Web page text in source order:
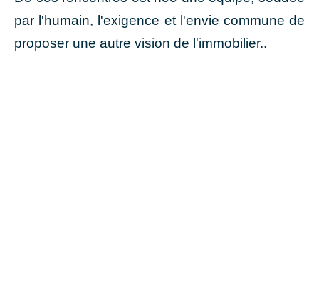
par l'humain, l'exigence et l'envie commune de
proposer une autre vision de l'immobilier..